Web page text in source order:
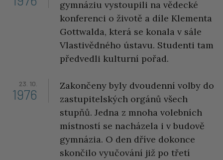
gymnáziu vystoupili na vědecké
konferenci o životě a díle Klementa
Gottwalda, která se konala v sále
Vlastivědného ústavu. Studenti tam
předvedli kulturní pořad.
23. 10.
1976
Zakončeny byly dvoudenní volby do
zastupitelských orgánů všech
stupňů. Jedna z mnoha volebních
místností se nacházela i v budově
gymnázia. O den dříve dokonce
skončilo vyučování již po třetí